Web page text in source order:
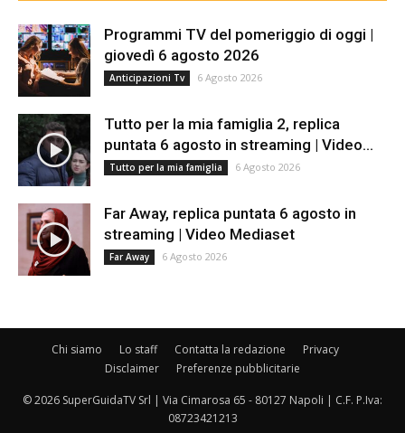
Programmi TV del pomeriggio di oggi |
giovedì 6 agosto 2026
Anticipazioni Tv 6 Agosto 2026
Tutto per la mia famiglia 2, replica
puntata 6 agosto in streaming | Video...
Tutto per la mia famiglia 6 Agosto 2026
Far Away, replica puntata 6 agosto in
streaming | Video Mediaset
Far Away 6 Agosto 2026
Chi siamo Lo staff Contatta la redazione
Privacy
Disclaimer
Preferenze pubblicitarie
© 2026 SuperGuidaTV Srl | Via Cimarosa 65 - 80127 Napoli | C.F. P.Iva:
08723421213